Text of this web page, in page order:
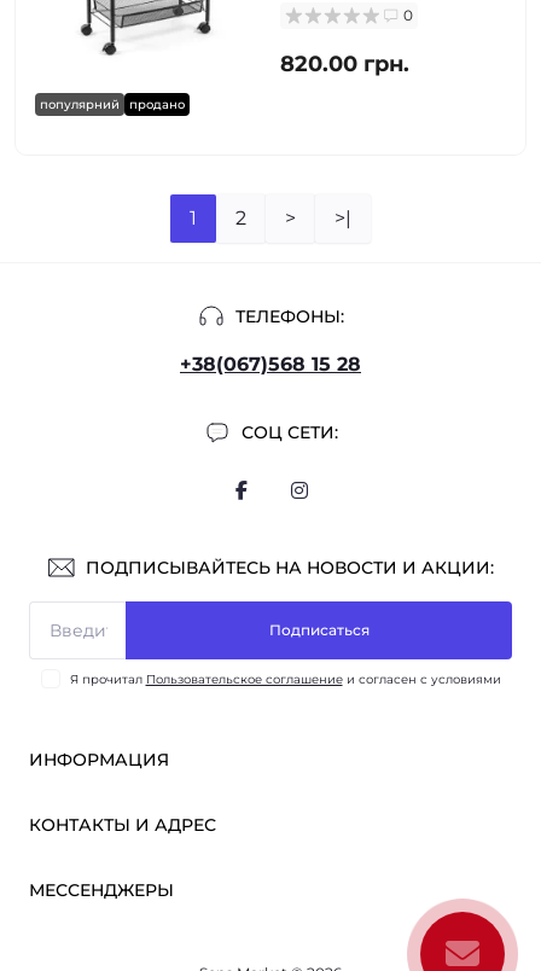
популярний продано
0
820.00 грн.
1 2 > >|
ТЕЛЕФОНЫ:
+38(067)568 15 28
СОЦ СЕТИ:
ПОДПИСЫВАЙТЕСЬ НА НОВОСТИ И АКЦИИ:
Подписаться
Я прочитал Пользовательское соглашениеи согласен с условиями
ИНФОРМАЦИЯ
ОПТ
О нас
КОНТАКТЫ И АДРЕС
МЕССЕНДЖЕРЫ